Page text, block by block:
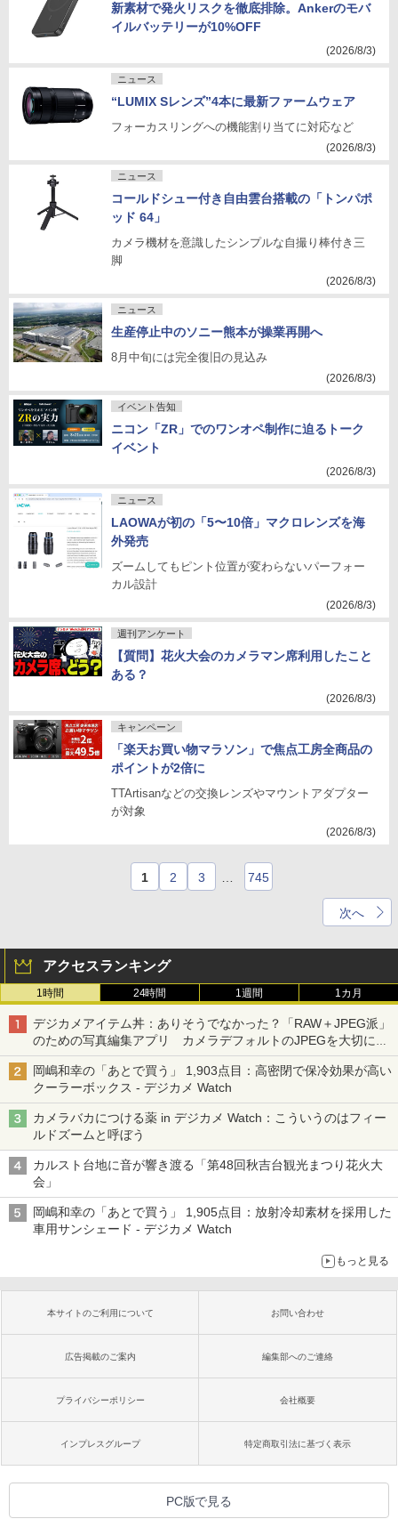
新素材で発火リスクを徹底排除。Ankerのモバ
イルバッテリーが10%OFF
(2026/8/3)
ニュース
“LUMIX Sレンズ”4本に最新ファームウェア
フォーカスリングへの機能割り当てに対応など
(2026/8/3)
ニュース
コールドシュー付き自由雲台搭載の「トンパポ
ッド 64」
カメラ機材を意識したシンプルな自撮り棒付き三
脚
(2026/8/3)
ニュース
生産停止中のソニー熊本が操業再開へ
8月中旬には完全復旧の見込み
(2026/8/3)
イベント告知
ニコン「ZR」でのワンオペ制作に迫るトーク
イベント
(2026/8/3)
ニュース
LAOWAが初の「5〜10倍」マクロレンズを海
外発売
ズームしてもピント位置が変わらないパーフォー
カル設計
(2026/8/3)
週刊アンケート
【質問】花火大会のカメラマン席利用したこと
ある？
(2026/8/3)
キャンペーン
「楽天お買い物マラソン」で焦点工房全商品の
ポイントが2倍に
TTArtisanなどの交換レンズやマウントアダプター
が対象
(2026/8/3)
1 2 3 745
次へ
アクセスランキング
1時間 24時間 1週間 1カ月
デジカメアイテム丼：ありそうでなかった？「RAW＋JPEG派」
のための写真編集アプリ カメラデフォルトのJPEGを大切にす
る「Filmator」
岡嶋和幸の「あとで買う」 1,903点目：高密閉で保冷効果が高い
クーラーボックス - デジカメ Watch
カメラバカにつける薬 in デジカメ Watch：こういうのはフィー
ルドズームと呼ぼう
カルスト台地に音が響き渡る「第48回秋吉台観光まつり花火大
会」
岡嶋和幸の「あとで買う」 1,905点目：放射冷却素材を採用した
車用サンシェード - デジカメ Watch
もっと見る
本サイトのご利用について お問い合わせ
広告掲載のご案内 編集部へのご連絡
プライバシーポリシー 会社概要
インプレスグループ 特定商取引法に基づく表示
PC版で見る